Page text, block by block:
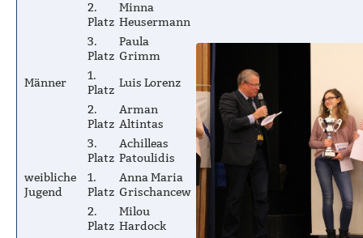
2.
Platz
Minna
Heusermann
3.
Platz
Paula
Grimm
Männer
1.
Platz
Luis Lorenz
2.
Platz
Arman
Altintas
3.
Platz
Achilleas
Patoulidis
weibliche
Jugend
1.
Platz
Anna Maria
Grischancew
2.
Platz
Milou
Hardock